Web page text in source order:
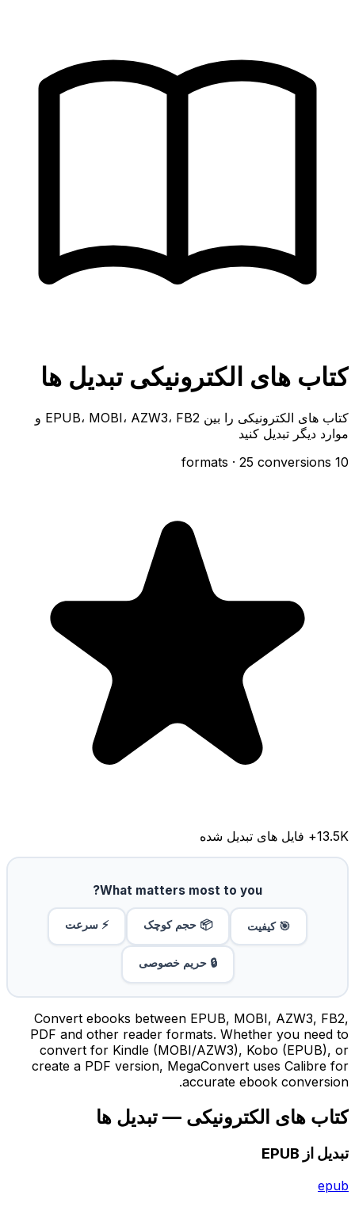
کتاب های الکترونیکی تبدیل ها
کتاب های الکترونیکی را بین EPUB، MOBI، AZW3، FB2 و
موارد دیگر تبدیل کنید
10 formats
· 25 conversions
13.5K+ فایل های تبدیل شده
What matters most to you?
🎯 کیفیت 📦 حجم کوچک ⚡ سرعت
🔒 حریم خصوصی
Convert ebooks between EPUB, MOBI, AZW3, FB2,
PDF and other reader formats. Whether you need to
convert for Kindle (MOBI/AZW3), Kobo (EPUB), or
create a PDF version, MegaConvert uses Calibre for
accurate ebook conversion.
کتاب های الکترونیکی — تبدیل ها
تبدیل از EPUB
epub